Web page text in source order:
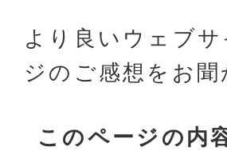
より良いウェブ
ジのご感想をお
このページの内